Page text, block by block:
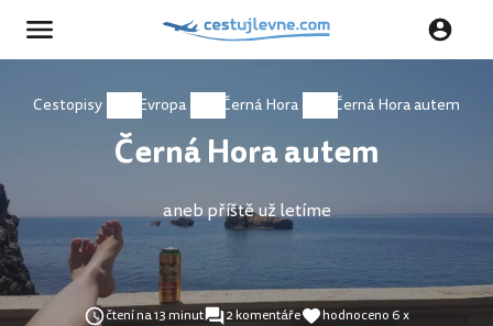
Cestopisy Evropa Černá Hora Černá Hora autem
Černá Hora autem
aneb příště už letíme
čtení na 13 minut 2 komentáře hodnoceno 6 x